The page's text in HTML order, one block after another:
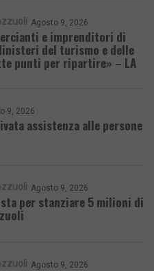
Agosto 9, 2026
e imprenditori di
del turismo e delle
punti per ripartire» – LA
9, 2026
assistenza alle persone
Agosto 9, 2026
per stanziare 5 milioni di
Agosto 9, 2026